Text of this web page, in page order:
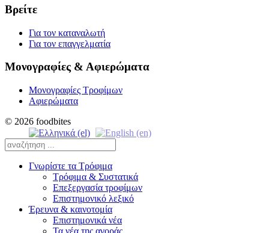
Βρείτε
Για τον καταναλωτή
Για τον επαγγελματία
Μονογραφίες & Αφιερώματα
Μονογραφίες Τροφίμων
Αφιερώματα
© 2026 foodbites
Γνωρίστε τα Τρόφιμα
Τρόφιμα & Συστατικά
Επεξεργασία τροφίμων
Επιστημονικό λεξικό
Έρευνα & καινοτομία
Επιστημονικά νέα